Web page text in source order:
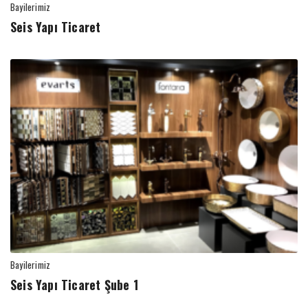
Bayilerimiz
Seis Yapı Ticaret
Bayilerimiz
Seis Yapı Ticaret Şube 1